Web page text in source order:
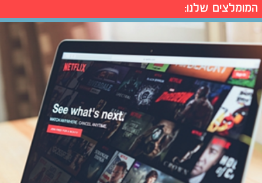
המומלצים שלנו: